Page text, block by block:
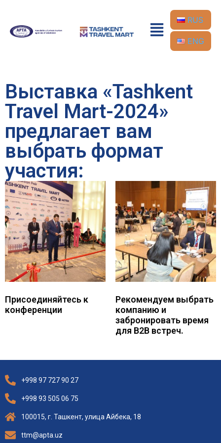
RUS
ENG
Выставка «Tashkent
Travel Mart-2024»
предлагает вам
выбрать формат
участия:
Присоединяйтесь к
конференции
Рекомендуем выбрать
компанию и
забронировать время
для B2B встреч.
+998 97 727 90 27
+998 93 505 06 75
100015, г. Ташкент, улица Айбека, 18
ttm@apta.uz